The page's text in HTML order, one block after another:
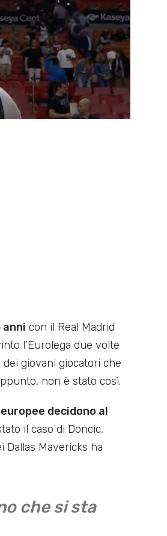
con il Real Madrid
l’Eurolega due volte
giovani giocatori che
non è stato così.
decidono al
il caso di Doncic,
Mavericks ha
che si sta